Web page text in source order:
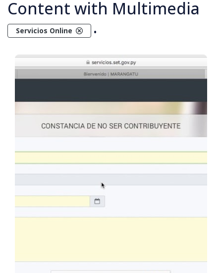
Content with Multimedia
Servicios Online .